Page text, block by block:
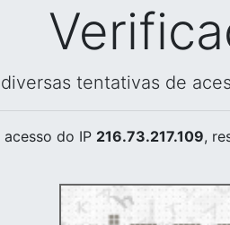
tentativas de
do IP 216.73.217.109,